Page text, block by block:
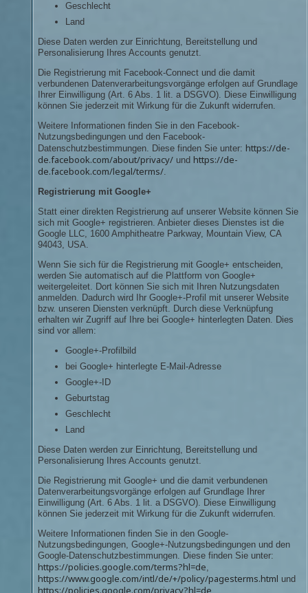
Geschlecht
Land
Diese Daten werden zur Einrichtung, Bereitstellung und
Personalisierung Ihres Accounts genutzt.
Die Registrierung mit Facebook-Connect und die damit
verbundenen Datenverarbeitungsvorgänge erfolgen auf Grundlage
Ihrer Einwilligung (Art. 6 Abs. 1 lit. a DSGVO). Diese Einwilligung
können Sie jederzeit mit Wirkung für die Zukunft widerrufen.
Weitere Informationen finden Sie in den Facebook-
Nutzungsbedingungen und den Facebook-
Datenschutzbestimmungen. Diese finden Sie unter: https://de-
de.facebook.com/about/privacy/ und https://de-
de.facebook.com/legal/terms/.
Registrierung mit Google+
Statt einer direkten Registrierung auf unserer Website können Sie
sich mit Google+ registrieren. Anbieter dieses Dienstes ist die
Google LLC, 1600 Amphitheatre Parkway, Mountain View, CA
94043, USA.
Wenn Sie sich für die Registrierung mit Google+ entscheiden,
werden Sie automatisch auf die Plattform von Google+
weitergeleitet. Dort können Sie sich mit Ihren Nutzungsdaten
anmelden. Dadurch wird Ihr Google+-Profil mit unserer Website
bzw. unseren Diensten verknüpft. Durch diese Verknüpfung
erhalten wir Zugriff auf Ihre bei Google+ hinterlegten Daten. Dies
sind vor allem:
Google+-Profilbild
bei Google+ hinterlegte E-Mail-Adresse
Google+-ID
Geburtstag
Geschlecht
Land
Diese Daten werden zur Einrichtung, Bereitstellung und
Personalisierung Ihres Accounts genutzt.
Die Registrierung mit Google+ und die damit verbundenen
Datenverarbeitungsvorgänge erfolgen auf Grundlage Ihrer
Einwilligung (Art. 6 Abs. 1 lit. a DSGVO). Diese Einwilligung
können Sie jederzeit mit Wirkung für die Zukunft widerrufen.
Weitere Informationen finden Sie in den Google-
Nutzungsbedingungen, Google+-Nutzungsbedingungen und den
Google-Datenschutzbestimmungen. Diese finden Sie unter:
https://policies.google.com/terms?hl=de,
https://www.google.com/intl/de/+/policy/pagesterms.html und
https://policies.google.com/privacy?hl=de